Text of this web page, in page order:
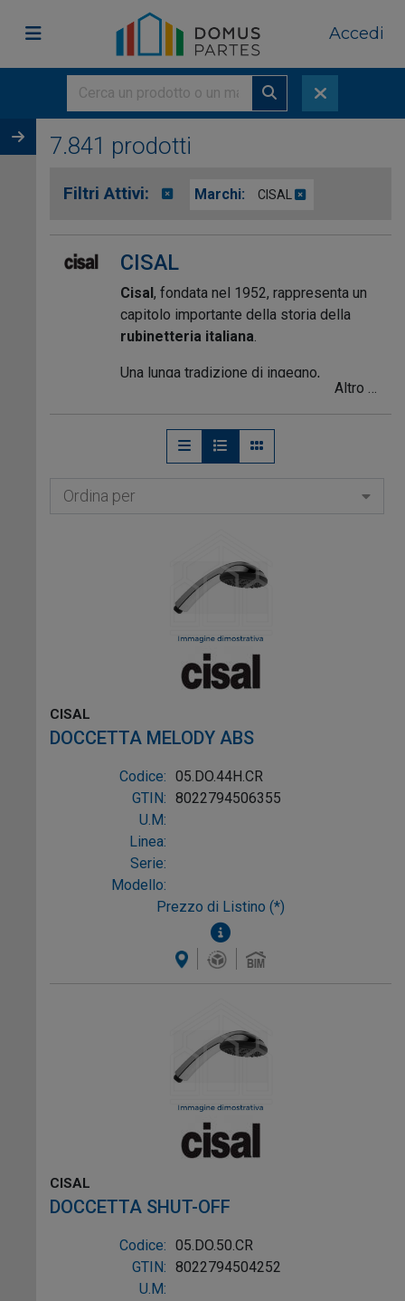
Accedi
7.841 prodotti
Filtri Attivi: Marchi: CISAL
CISAL
Cisal, fondata nel 1952, rappresenta un
capitolo importante della storia della
rubinetteria italiana.
Una lunga tradizione di ingegno,
mestiere e professionalità, declinata nel
rispetto e nella considerazione per gli
individui ed il territorio.
dell'innovazione del settore, poiché
energia, con la costante attenzione allo
sviluppo continuo di prodotti innovativi
nel design, nei materiali, nel
Altro …
Ordina per
CISAL
DOCCETTA MELODY ABS
Codice: 05.DO.44H.CR
GTIN: 8022794506355
U.M:
Linea:
Serie:
Modello:
Prezzo di Listino (*)
CISAL
DOCCETTA SHUT-OFF
Codice: 05.DO.50.CR
GTIN: 8022794504252
U.M: